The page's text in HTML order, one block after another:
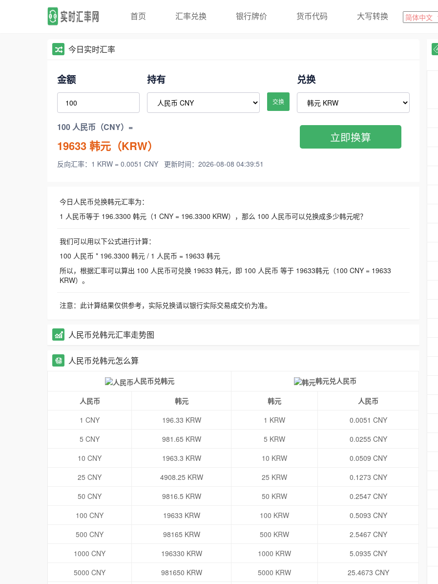
首页 汇率兑换 银行牌价 货币代码 大写转换
今日实时汇率
金额 持有
交换
兑换
100 人民币（CNY）=
19633韩元（KRW）
反向汇率：1 KRW = 0.0051 CNY 更新时间：2026-08-08 04:39:51
立即换算
今日人民币兑换韩元汇率为：
1 人民币等于 196.3300 韩元（1 CNY = 196.3300 KRW），那么 100 人民币可以兑换成多少韩元呢？
我们可以用以下公式进行计算：
100 人民币 * 196.3300 韩元 / 1 人民币 = 19633 韩元
所以，根据汇率可以算出 100 人民币可兑换 19633 韩元，即 100 人民币 等于 19633韩元（100 CNY = 19633
KRW）。
注意：此计算结果仅供参考，实际兑换请以银行实际交易成交价为准。
人民币兑韩元汇率走势图
人民币兑韩元怎么算
人民币兑韩元 韩元兑人民币
人民币 韩元 韩元
人民币
1 CNY
196.33 KRW 1 KRW
0.0051 CNY
5 CNY
981.65 KRW 5 KRW
0.0255 CNY
10 CNY
1963.3 KRW 10 KRW
0.0509 CNY
25 CNY
4908.25 KRW 25 KRW
0.1273 CNY
50 CNY
9816.5 KRW 50 KRW
0.2547 CNY
100 CNY
19633 KRW 100 KRW
0.5093 CNY
500 CNY
98165 KRW 500 KRW
2.5467 CNY
1000 CNY
196330 KRW 1000 KRW
5.0935 CNY
5000 CNY
981650 KRW 5000 KRW
25.4673 CNY